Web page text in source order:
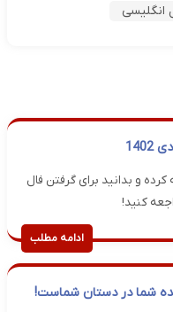
انگلیسی
۱۵ دی ۱۴۰۲ را مطالعه کرده و بدانید برای گرفتن فال
کنید!
ادامه مطلب